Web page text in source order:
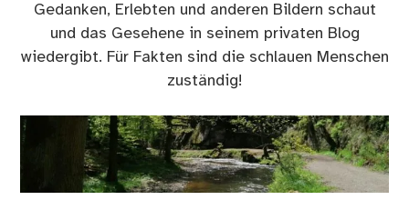
Gedanken, Erlebten und anderen Bildern schaut
und das Gesehene in seinem privaten Blog
wiedergibt. Für Fakten sind die schlauen Menschen
zuständig!